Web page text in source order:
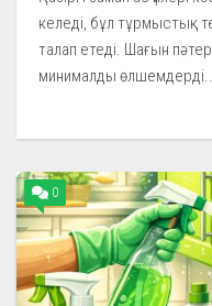
келеді, бұл тұрмыстық
талап етеді. Шағын
минималды өлшемдерді...
0